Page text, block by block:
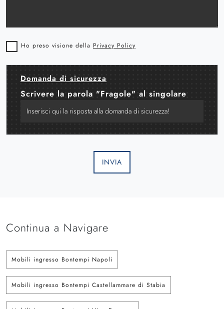
Ho preso visione della Privacy Policy
Domanda di sicurezza
Scrivere la parola "Fragole" al singolare
INVIA
Continua a Navigare
Mobili ingresso Bontempi Napoli
Mobili ingresso Bontempi Castellammare di Stabia